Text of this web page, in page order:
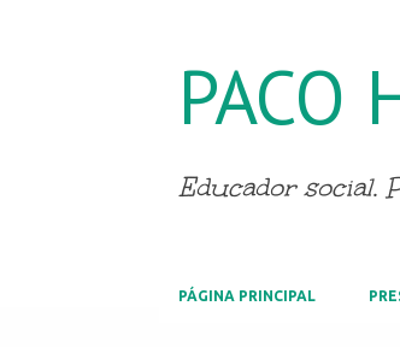
PACO
Educador social.
PÁGINA PRINCIPAL